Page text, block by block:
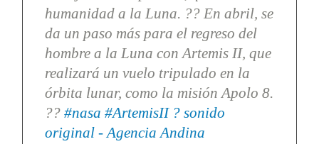
humanidad a la Luna. ?? En abril, se
da un paso más para el regreso del
hombre a la Luna con Artemis II, que
realizará un vuelo tripulado en la
órbita lunar, como la misión Apolo 8.
?? #nasa #ArtemisII ? sonido
original - Agencia Andina